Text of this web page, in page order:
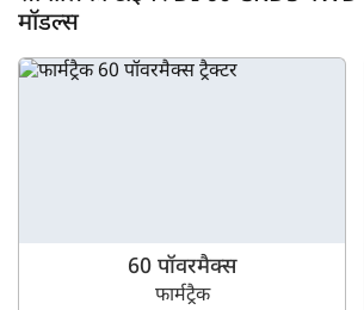
मॉडल्स
60 पॉवरमैक्स
फार्मट्रैक